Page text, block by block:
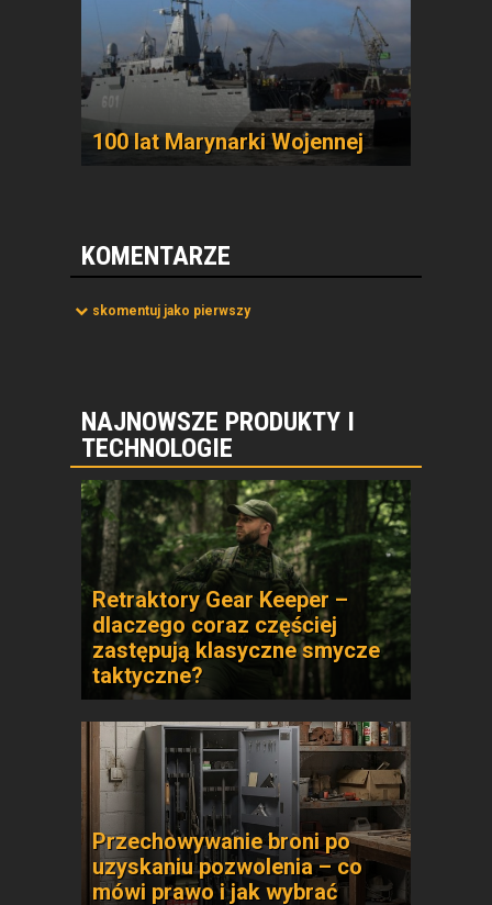
100 lat Marynarki Wojennej
KOMENTARZE
skomentuj jako pierwszy
NAJNOWSZE PRODUKTY I
TECHNOLOGIE
Retraktory Gear Keeper –
dlaczego coraz częściej
zastępują klasyczne smycze
taktyczne?
Przechowywanie broni po
uzyskaniu pozwolenia – co
mówi prawo i jak wybrać